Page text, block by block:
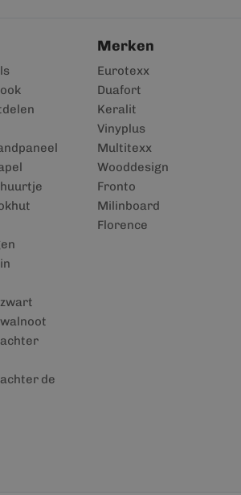
de
Merken
Eurotexx
Duafort
Keralit
Vinyplus
Multitexx
Wooddesign
Fronto
Milinboard
Florence